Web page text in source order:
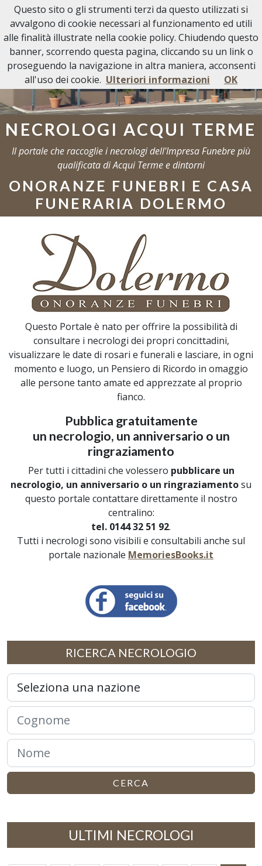
Necrologi Acqui Terme
NECROLOGI ACQUI TERME
Il portale che raccoglie i necrologi dell'Impresa Funebre più
qualificata di Acqui Terme e dintorni
ONORANZE FUNEBRI E CASA
FUNERARIA DOLERMO
Questo Portale è nato per offrire la possibilità di
consultare i necrologi dei propri concittadini,
visualizzare le date di rosari e funerali e lasciare, in ogni
momento e luogo, un Pensiero di Ricordo in omaggio
alle persone tanto amate ed apprezzate al proprio
fianco.
Pubblica gratuitamente
un necrologio, un anniversario o un
ringraziamento
Per tutti i cittadini che volessero pubblicare un
necrologio, un anniversario o un ringraziamentosu
questo portale contattare direttamente il nostro
centralino:
tel. 0144 32 51 92.
Tutti i necrologi sono visibili e consultabili anche sul
portale nazionale MemoriesBooks.it
RICERCA NECROLOGIO
CERCA
ULTIMI NECROLOGI
Questo sito o gli strumenti terzi da questo utilizzati si
avvalgono di cookie necessari al funzionamento ed utili
alle finalità illustrate nella cookie policy. Chiudendo questo
banner, scorrendo questa pagina, cliccando su un link o
proseguendo la navigazione in altra maniera, acconsenti
all'uso dei cookie. Ulteriori informazioni OK